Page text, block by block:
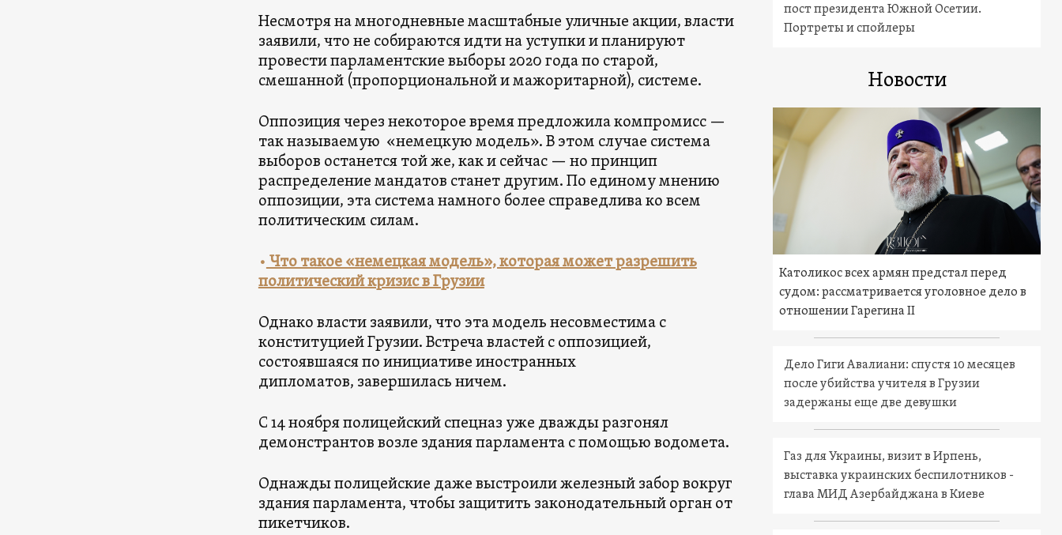
Несмотря на многодневные масштабные уличные акции, власти
заявили, что не собираются идти на уступки и планируют
провести парламентские выборы 2020 года по старой,
смешанной (пропорциональной и мажоритарной), системе.
Оппозиция через некоторое время предложила компромисс —
так называемую «немецкую модель». В этом случае система
выборов останется той же, как и сейчас — но принцип
распределение мандатов станет другим. По единому мнению
оппозиции, эта система намного более справедлива ко всем
политическим силам.
•Что такое «немецкая модель», которая может разрешить
политический кризис в Грузии
Однако власти заявили, что эта модель несовместима с
конституцией Грузии. Встреча властей с оппозицией,
состоявшаяся по инициативе иностранных
дипломатов, завершилась ничем.
С 14 ноября полицейский спецназ уже дважды разгонял
демонстрантов возле здания парламента с помощью водомета.
Однажды полицейские даже выстроили железный забор вокруг
здания парламента, чтобы защитить законодательный орган от
пикетчиков.
пост президента Южной Осетии.
Портреты и спойлеры
Новости
Католикос всех армян предстал перед
судом: рассматривается уголовное дело в
отношении Гарегина II
Дело Гиги Авалиани: спустя 10 месяцев
после убийства учителя в Грузии
задержаны еще две девушки
Газ для Украины, визит в Ирпень,
выставка украинских беспилотников -
глава МИД Азербайджана в Киеве